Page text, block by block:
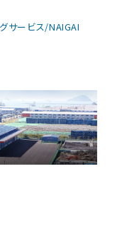
サービス/NAIGAI